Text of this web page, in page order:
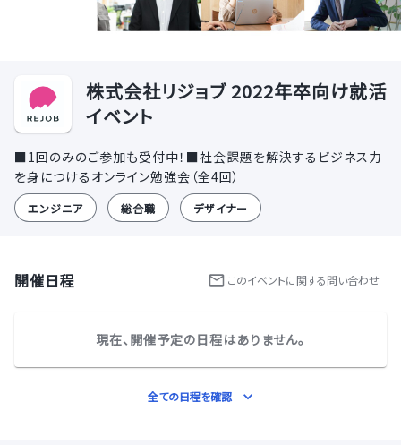
株式会社リジョブ 2022年卒向け就活
イベント
■1回のみのご参加も受付中！■社会課題を解決するビジネス力
を身につけるオンライン勉強会（全4回）
エンジニア 総合職 デザイナー
開催日程 このイベントに関する問い合わせ
現在、開催予定の日程はありません。
全ての日程を確認